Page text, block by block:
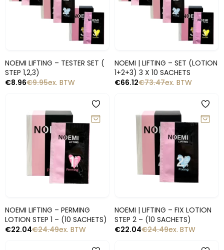
NOEMI LIFTING – TESTER SET (
STEP 1,2,3)
€9.95
€8.96 ex. BTW
NOEMI | LIFTING – SET (LOTION
1+2+3) 3 X 10 SACHETS
€73.47
€66.12 ex. BTW
NOEMI LIFTING – PERMING
LOTION STEP 1 – (10 SACHETS)
€24.49
€22.04 ex. BTW
NOEMI | LIFTING – FIX LOTION
STEP 2 – (10 SACHETS)
€24.49
€22.04 ex. BTW